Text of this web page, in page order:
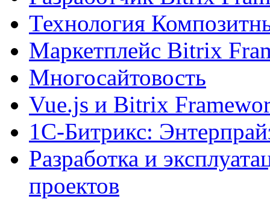
Технология
Маркетплейс Bitrix
Многосайтовость
Vue.js и Bitrix
1С-Битрикс:
Разработка и
проектов